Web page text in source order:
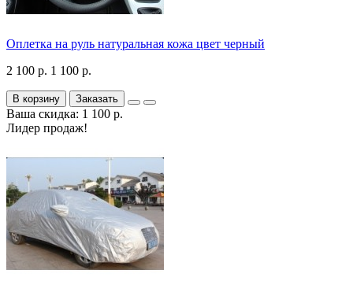
Оплетка на руль натуральная кожа цвет черный
2 100 р. 1 100 р.
В корзину Заказать
Ваша скидка: 1 100 р.
Лидер продаж!